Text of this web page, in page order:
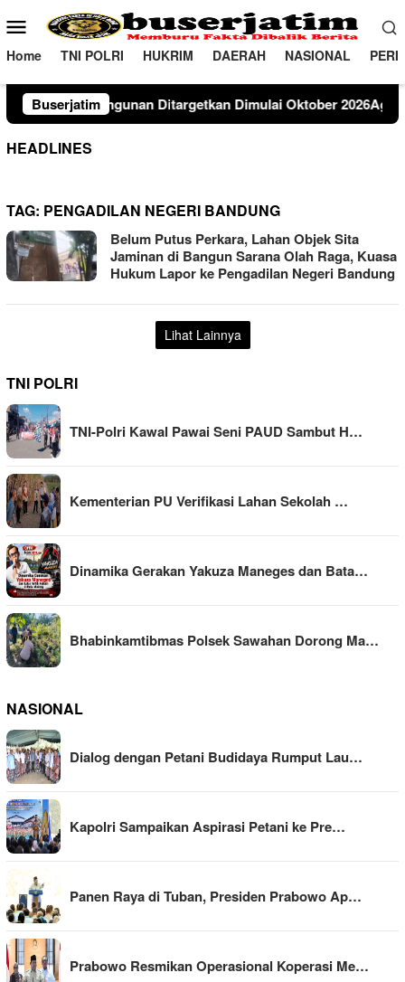
ke
konten
Menu
Mobile
Home TNI POLRI HUKRIM DAERAH NASIONAL
Buserjatim
Ditargetkan Dimulai Oktober 2026Agustus 7, 2026
HEADLINES
TAG: PENGADILAN NEGERI BANDUNG
Belum Putus Perkara, Lahan Objek Sita
Jaminan di Bangun Sarana Olah Raga, Kuasa
Hukum Lapor ke Pengadilan Negeri Bandung
Lihat Lainnya
TNI POLRI
TNI-Polri Kawal Pawai Seni PAUD Sambut H…
Kementerian PU Verifikasi Lahan Sekolah …
Dinamika Gerakan Yakuza Maneges dan Bata…
Bhabinkamtibmas Polsek Sawahan Dorong Ma…
NASIONAL
Dialog dengan Petani Budidaya Rumput Lau…
Kapolri Sampaikan Aspirasi Petani ke Pre…
Panen Raya di Tuban, Presiden Prabowo Ap…
Prabowo Resmikan Operasional Koperasi Me…